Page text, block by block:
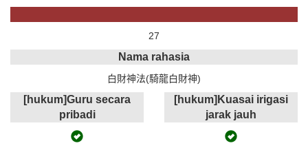
27
Nama rahasia
白財神法(騎龍白財神)
[hukum]Guru secara
pribadi
[hukum]Kuasai irigasi
jarak jauh